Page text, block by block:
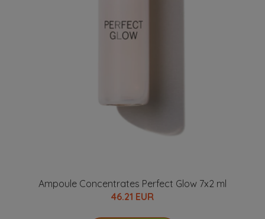
Ampoule Concentrates Perfect Glow 7x2 ml
46.21 EUR